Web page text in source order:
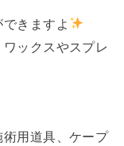
きますよ
ックスやスプレ
用道具、ケープ